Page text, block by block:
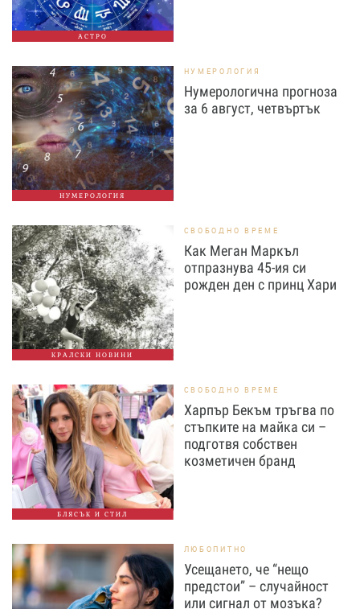
АСТРО
НУМЕРОЛОГИЯ
НУМЕРОЛОГИЯ
Нумерологична прогноза
за 6 август, четвъртък
КРАЛСКИ НОВИНИ
СВОБОДНО ВРЕМЕ
Как Меган Маркъл
отпразнува 45-ия си
рожден ден с принц Хари
БЛЯСЪК И СТИЛ
СВОБОДНО ВРЕМЕ
Харпър Бекъм тръгва по
стъпките на майка си –
подготвя собствен
козметичен бранд
ЛЮБОПИТНО
Усещането, че “нещо
предстои” – случайност
или сигнал от мозъка?